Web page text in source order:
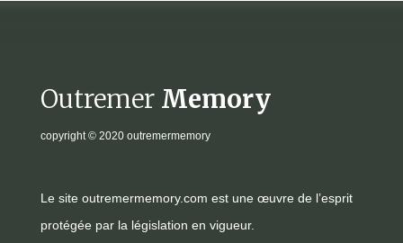
Outremer Memory
copyright© 2020 outremermemory
Le site outremermemory.com est une œuvre de l’esprit
protégée par la législation en vigueur.